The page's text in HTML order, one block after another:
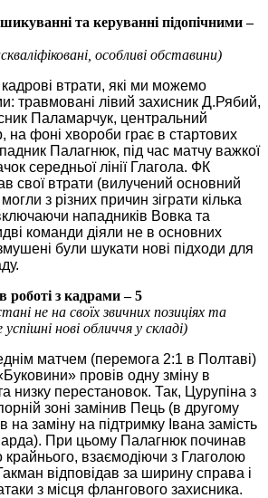
та керуванні підопічними –
особливі обставини)
втрати, які ми можемо
травмовані лівий захисник Д.Рябий,
Паламарчук, центральний
на фоні хвороби грає в стартових
Палагнюк, під час матчу важкої
середньої лінії Глагола. ФК
свої втрати (вилучений основний
з різних причин зіграти кілька
нападників Вовка та
команди діяли не в основних
були шукати нові підходи для
роботі з кадрами – 5
не на своїх звичних позиціях та
успішні нові обличчя у складі)
матчем (перемога 2:1 в Полтаві)
провів одну зміну в
низку перестановок. Так, Цурупіна з
зоні замінив Пець (в другому
заміну на підтримку Івана замість
При цьому Палагнюк починав
крайнього, взаємодіючи з Глаголою
відповідав за ширину справа і
з місця флангового захисника.